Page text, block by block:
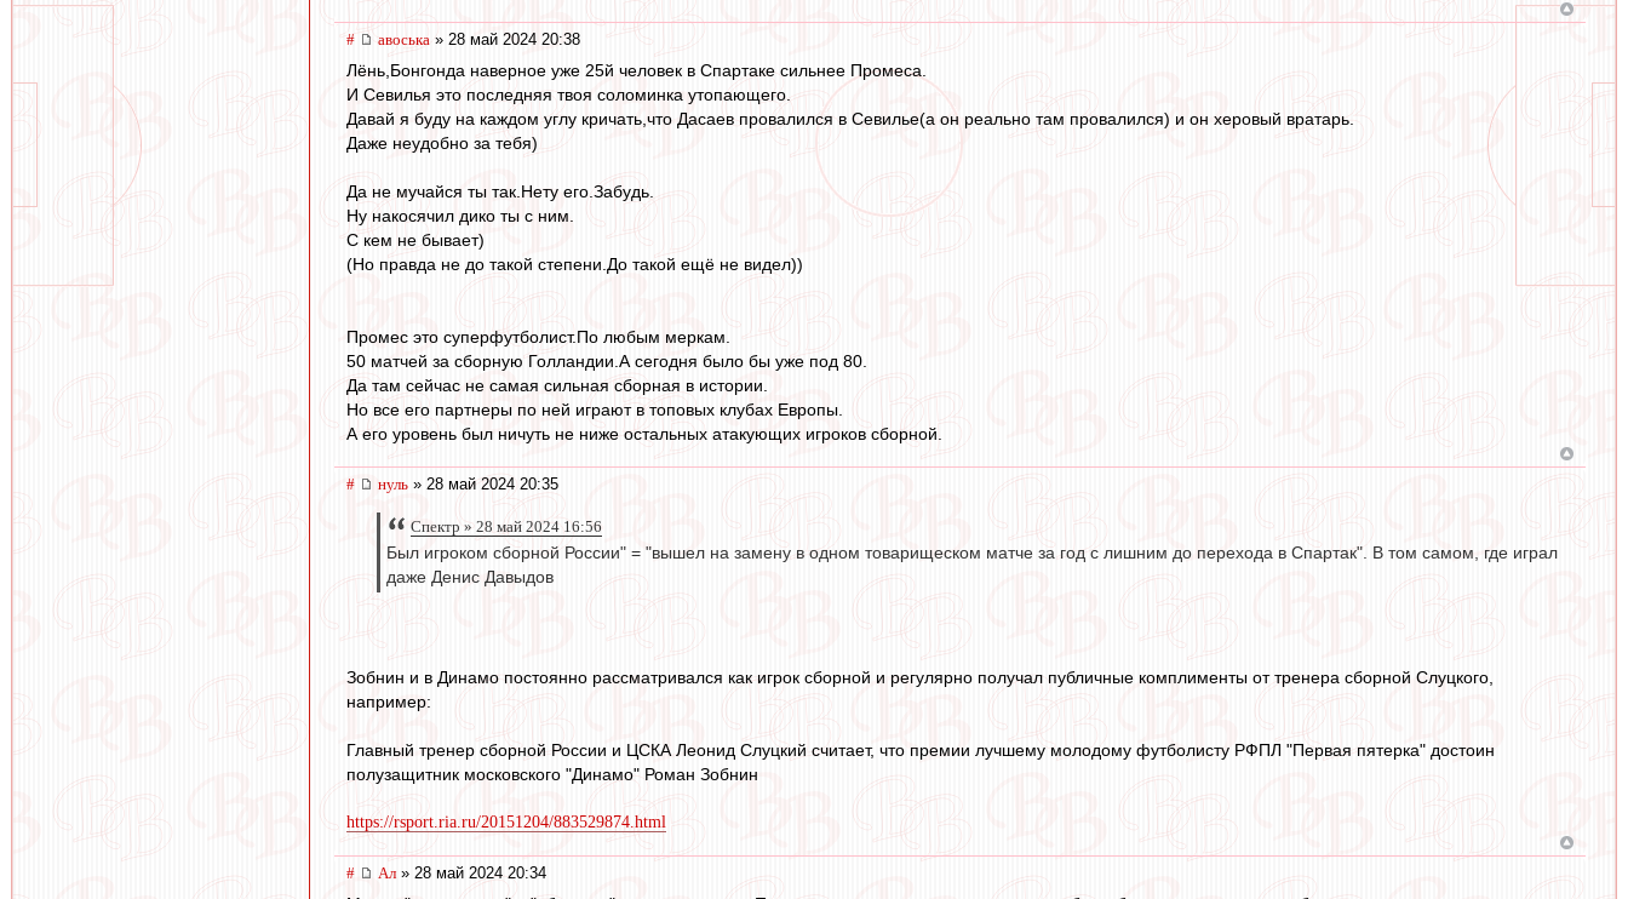
# авоська » 28 май 2024 20:38
Лёнь,Бонгонда наверное уже 25й человек в Спартаке сильнее Промеса.
И Севилья это последняя твоя соломинка утопающего.
Давай я буду на каждом углу кричать,что Дасаев провалился в Севилье(а он реально там провалился) и он херовый вратарь.
Даже неудобно за тебя)
Да не мучайся ты так.Нету его.Забудь.
Ну накосячил дико ты с ним.
С кем не бывает)
(Но правда не до такой степени.До такой ещё не видел))
Промес это суперфутболист.По любым меркам.
50 матчей за сборную Голландии.А сегодня было бы уже под 80.
Да там сейчас не самая сильная сборная в истории.
Но все его партнеры по ней играют в топовых клубах Европы.
А его уровень был ничуть не ниже остальных атакующих игроков сборной.
# нуль » 28 май 2024 20:35
Спектр » 28 май 2024 16:56
Был игроком сборной России" = "вышел на замену в одном товарищеском матче за год с лишним до перехода в Спартак". В том самом, где играл
даже Денис Давыдов
Зобнин и в Динамо постоянно рассматривался как игрок сборной и регулярно получал публичные комплименты от тренера сборной Слуцкого,
например:
Главный тренер сборной России и ЦСКА Леонид Слуцкий считает, что премии лучшему молодому футболисту РФПЛ "Первая пятерка" достоин
полузащитник московского "Динамо" Роман Зобнин
https://rsport.ria.ru/20151204/883529874.html
# Ал » 28 май 2024 20:34